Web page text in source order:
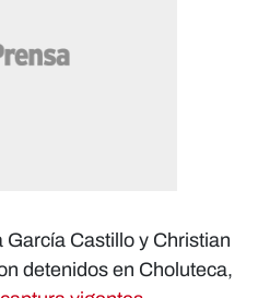
Castillo y Christian
detenidos en Choluteca,